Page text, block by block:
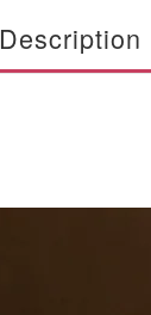
Description